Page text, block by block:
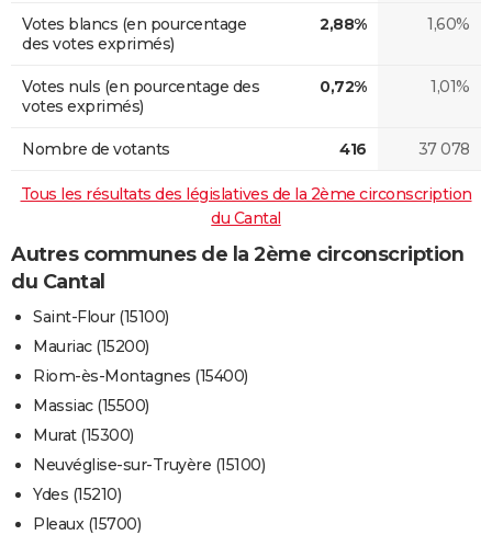
Votes blancs (en pourcentage
des votes exprimés)
2,88% 1,60%
Votes nuls (en pourcentage des
votes exprimés)
0,72% 1,01%
Nombre de votants 416 37 078
Tous les résultats des législatives de la 2ème circonscription
du Cantal
Autres communes de la 2ème circonscription
du Cantal
Saint-Flour (15100)
Mauriac (15200)
Riom-ès-Montagnes (15400)
Massiac (15500)
Murat (15300)
Neuvéglise-sur-Truyère (15100)
Ydes (15210)
Pleaux (15700)